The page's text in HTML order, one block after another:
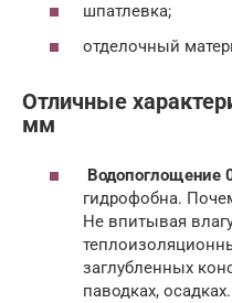
шпатлевка;
отделочный
Отличные
мм
Водопоглощение
гидрофобна.
Не впитывая
заглубленных
паводках, осадках.